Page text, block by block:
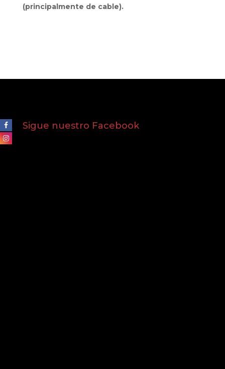
(principalmente de cable).
Sigue nuestro Facebook